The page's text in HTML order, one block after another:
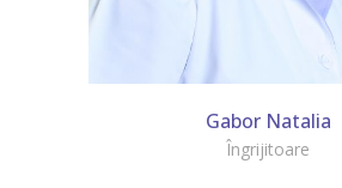
Gabor Natalia
Îngrijitoare